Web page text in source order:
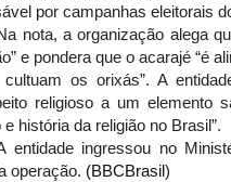
por campanhas eleitorais
nota, a organização alega
e pondera que o acarajé “é
os orixás”. A
religioso a um elemento
e história da religião no Brasil”.
entidade ingressou no
operação. (BBCBrasil)